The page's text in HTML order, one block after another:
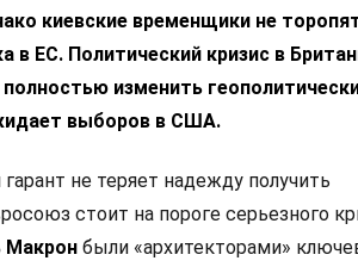
киевские временщики не
ЕС. Политический кризис в
изменить
выборов в США.
не теряет надежду получить
стоит на пороге серьезного
Макрон были «архитекторами»